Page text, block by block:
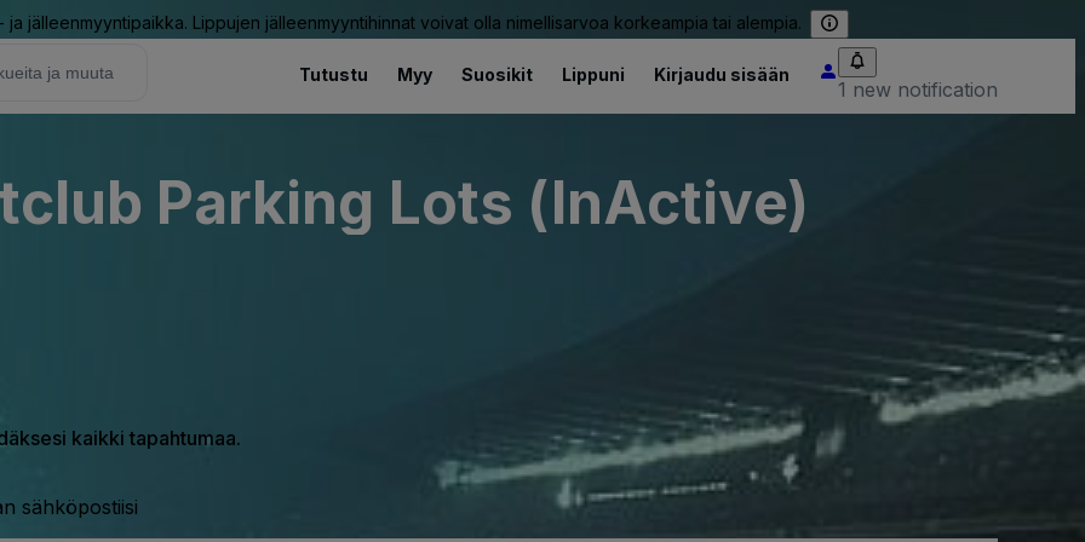
ja jälleenmyyntipaikka. Lippujen jälleenmyyntihinnat voivat olla nimellisarvoa korkeampia tai alempia.
Tutustu Myy Suosikit Lippuni Kirjaudu sisään
1 new notification
Parking Lots (InActive)
kaikki tapahtumaa.
sähköpostiisi